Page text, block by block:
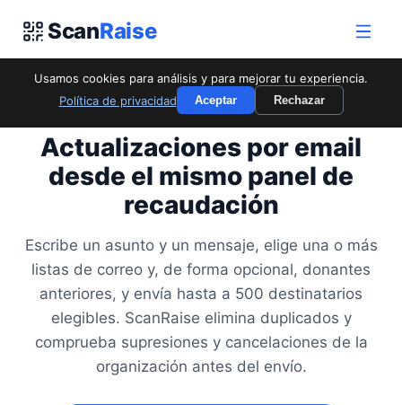
ScanRaise
Usamos cookies para análisis y para mejorar tu experiencia.
Política de privacidad
Aceptar
Rechazar
PARA CAMPAÑAS DE EMAIL
Actualizaciones por email
desde el mismo panel de
recaudación
Escribe un asunto y un mensaje, elige una o más
listas de correo y, de forma opcional, donantes
anteriores, y envía hasta a 500 destinatarios
elegibles. ScanRaise elimina duplicados y
comprueba supresiones y cancelaciones de la
organización antes del envío.